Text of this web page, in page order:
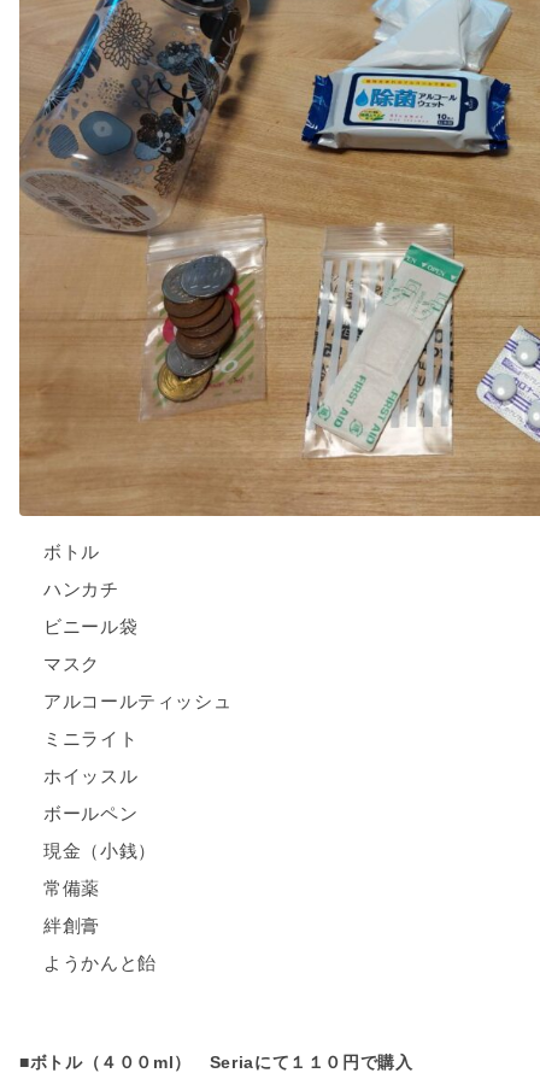
ボトル
ハンカチ
ビニール袋
マスク
アルコールティッシュ
ミニライト
ホイッスル
ボールペン
現金（小銭）
常備薬
絆創膏
ようかんと飴
■ボトル（４００ml） Seriaにて１１０円で購入